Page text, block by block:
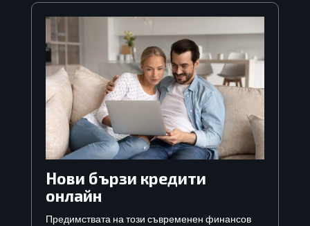
Нови бързи кредити
онлайн
Предимствата на този съвременен финансов